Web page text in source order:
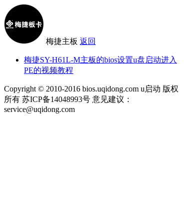
梅捷主板 返回
梅捷SY-H61L-M主板的bios设置u盘启动进入
PE的视频教程
Copyright © 2010-2016 bios.uqidong.com u启动 版权
所有 苏ICP备14048993号 意见建议：
service@uqidong.com